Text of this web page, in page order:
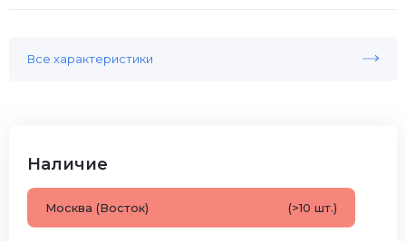
Все характеристики
Наличие
Москва (Восток) (>10 шт.)